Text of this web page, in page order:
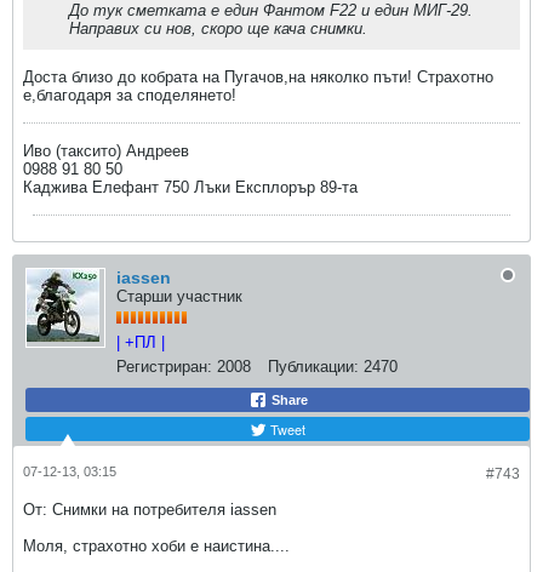
До тук сметката е един Фантом F22 и един МИГ-29.
Направих си нов, скоро ще кача снимки.
Доста близо до кобрата на Пугачов,на няколко пъти! Страхотно
е,благодаря за споделянето!
Иво (таксито) Андреев
0988 91 80 50
Каджива Елефант 750 Лъки Експлорър 89-та
iassen
Старши участник
| +ПЛ |
Регистриран: 2008 Публикации: 2470
Share
Tweet
#743
07-12-13, 03:15
От: Снимки на потребителя iassen
Моля, страхотно хоби е наистина....